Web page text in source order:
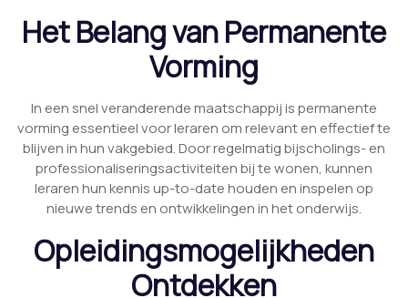
Het Belang van Permanente
Vorming
In een snel veranderende maatschappij is permanente
vorming essentieel voor leraren om relevant en effectief te
blijven in hun vakgebied. Door regelmatig bijscholings- en
professionaliseringsactiviteiten bij te wonen, kunnen
leraren hun kennis up-to-date houden en inspelen op
nieuwe trends en ontwikkelingen in het onderwijs.
Opleidingsmogelijkheden
Ontdekken